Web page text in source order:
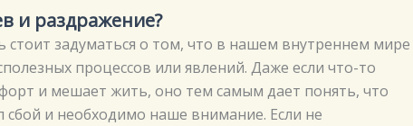
и раздражение?
стоит задуматься о том, что в нашем внутреннем мире
процессов или явлений. Даже если что-то
и мешает жить, оно тем самым дает понять, что
сбой и необходимо наше внимание. Если не